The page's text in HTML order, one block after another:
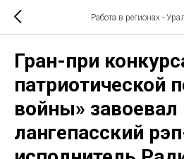
Работа в регионах -
Гран-при
патриотической
войны» завоевал
лангепасский